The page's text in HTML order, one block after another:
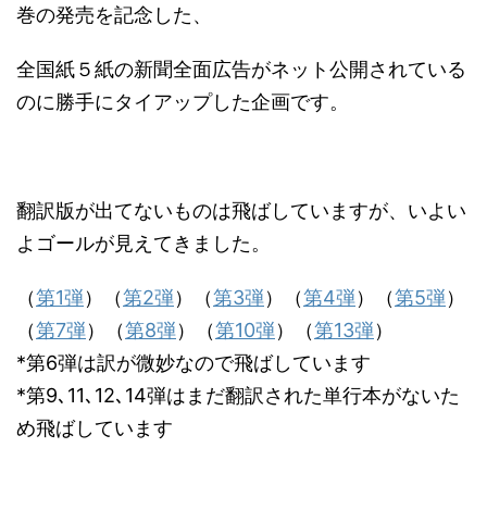
巻の発売を記念した、
全国紙５紙の新聞全面広告がネット公開されている
のに勝手にタイアップした企画です。
翻訳版が出てないものは飛ばしていますが、いよい
よゴールが見えてきました。
（第1弾）（第2弾）（第3弾）（第4弾）（第5弾）
（第7弾）（第8弾）（第10弾）（第13弾）
*第6弾は訳が微妙なので飛ばしています
*第9､11､12､14弾はまだ翻訳された単行本がないた
め飛ばしています